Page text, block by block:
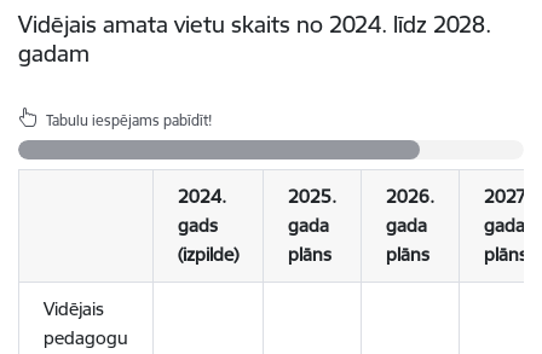
Vidējais amata vietu skaits no 2024. līdz 2028.
gadam
Tabulu iespējams pabīdīt!
2024.
gads
(izpilde)
2025.
gada
plāns
2026.
gada
plāns
2027.
gada
plāns
Vidējais
pedagogu